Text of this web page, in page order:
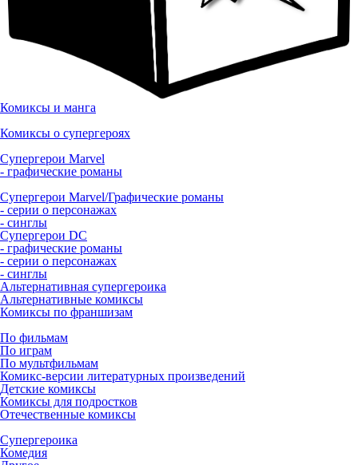
Комиксы и манга
Комиксы о супергероях
Супергерои Marvel
- графические романы
Супергерои Marvel/Графические романы
- серии о персонажах
- синглы
Супергерои DC
- графические романы
- серии о персонажах
- синглы
Альтернативная супергероика
Альтернативные комиксы
Комиксы по франшизам
По фильмам
По играм
По мультфильмам
Комикс-версии литературных произведений
Детские комиксы
Комиксы для подростков
Отечественные комиксы
Супергероика
Комедия